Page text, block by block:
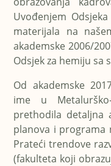
Uvođenjem
materijala na
akademske 2006/
Odsjek za hemiju sa
Od akademske
ime u
prethodila detaljna
planova i programa
Prateći trendove
(fakulteta koji